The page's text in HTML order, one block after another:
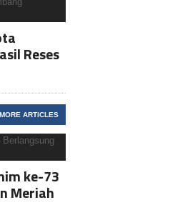
Reses
MORE ARTICLES
ke-73
Meriah